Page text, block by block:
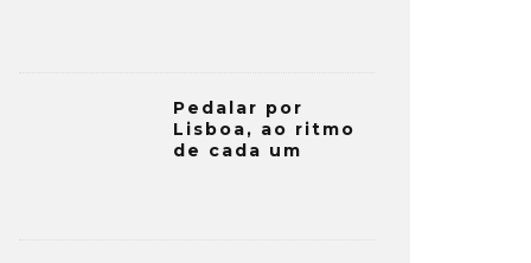
Pedalar por
Lisboa, ao ritmo
de cada um